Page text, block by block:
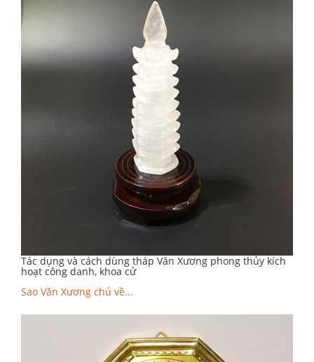
Tác dụng và cách dùng tháp Văn Xương phong thủy kích
hoạt công danh, khoa cử
Sao Văn Xương chủ về...